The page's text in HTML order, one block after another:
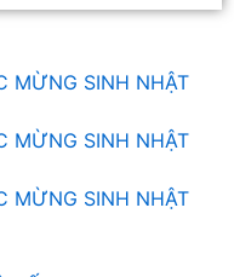
MỪNG SINH NHẬT
MỪNG SINH NHẬT
MỪNG SINH NHẬT